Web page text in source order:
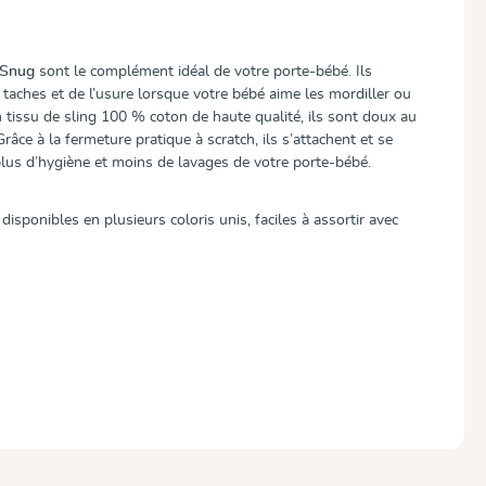
sont le complément idéal de votre porte-bébé. Ils
et de l’usure lorsque votre bébé aime les mordiller ou
tissu de sling 100 % coton de haute qualité, ils sont doux au
à la fermeture pratique à scratch, ils s’attachent et se
d’hygiène et moins de lavages de votre porte-bébé.
en plusieurs coloris unis, faciles à assortir avec